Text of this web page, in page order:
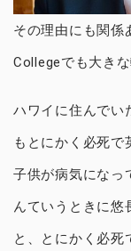
その理由にも関係
Collegeでも大き
ハワイに住んでい
もとにかく必死で
子供が病気になっ
んていうときに悠
と、とにかく必死